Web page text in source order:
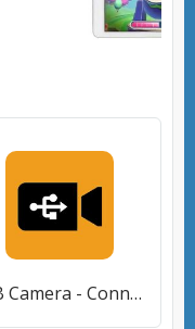
USB Camera - Connect EasyCap or USB WebCam